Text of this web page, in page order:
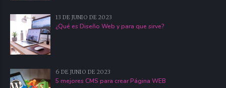
13 DE JUNIO DE 2023
¿Qué es Diseño Web y para que sirve?
6 DE JUNIO DE 2023
5 mejores CMS para crear Página WEB